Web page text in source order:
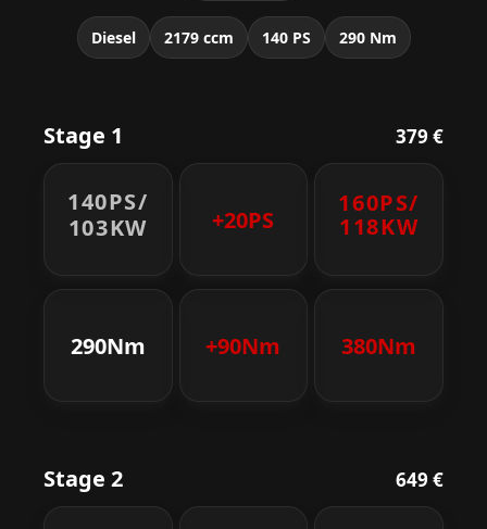
Diesel 2179 ccm 140 PS 290 Nm
Stage 1 379 €
140PS/
103KW
+20PS
160PS/
118KW
290Nm +90Nm 380Nm
Stage 2 649 €